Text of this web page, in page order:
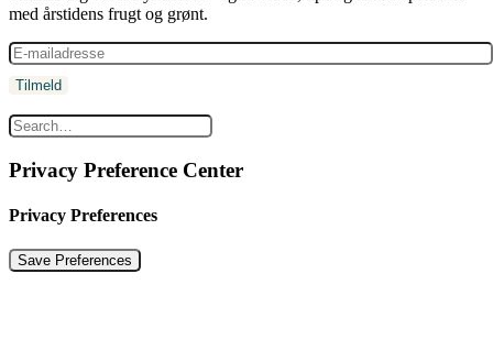
med årstidens frugt og grønt.
Privacy Preference Center
Privacy Preferences